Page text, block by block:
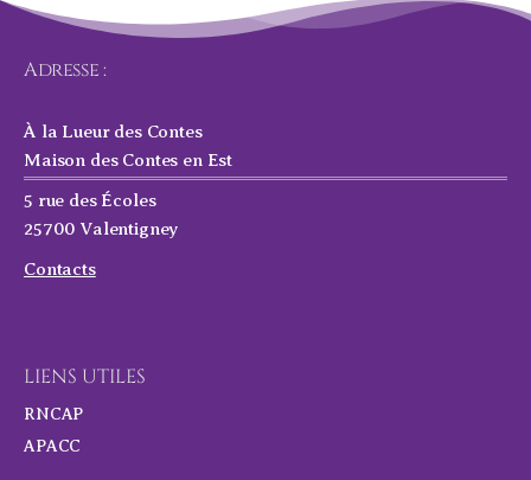
Adresse :
À la Lueur des Contes
Maison des Contes en Est
5 rue des Écoles
25700 Valentigney
Contacts
LIENS UTILES
RNCAP
APACC